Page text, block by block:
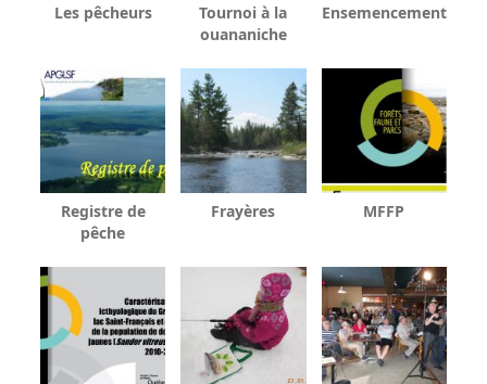
Les pêcheurs
Tournoi à la
ouananiche
Ensemencement
Registre de
pêche
Frayères MFFP